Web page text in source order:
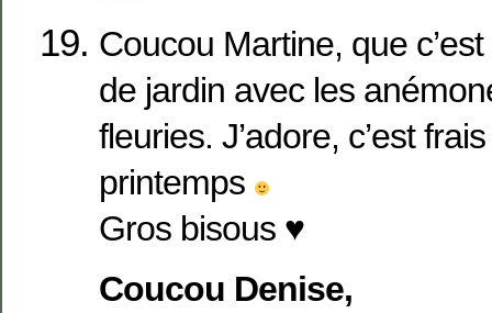
Coucou Martine, que
de jardin avec les
fleuries. J’adore, c’est
printemps
Gros bisous ♥
Coucou Denise,